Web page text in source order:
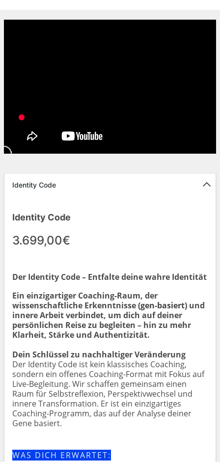
Identity Code
Identity Code
3.699,00€
Der Identity Code – Entfalte deine wahre Identität
Ein einzigartiger Coaching-Raum, der
wissenschaftliche Erkenntnisse(gen-basiert) und
innere Arbeit verbindet, um dich auf deiner
persönlichen Reise zu begleiten – hin zu mehr
Klarheit, Stärke und Authentizität.
Dein Schlüssel zu nachhaltiger Veränderung
Der Identity Code ist kein klassisches Coaching,
sondern ein offenes Coaching-Format mit Fokus auf
Live-Begleitung. Wir schaffen gemeinsam einen
Raum für Selbstreflexion, Perspektivwechsel und
innere Transformation. Er ist ein einzigartiges
Coaching-Programm, das auf der Analyse deiner
Gene basiert.
WAS DICH ERWARTET: